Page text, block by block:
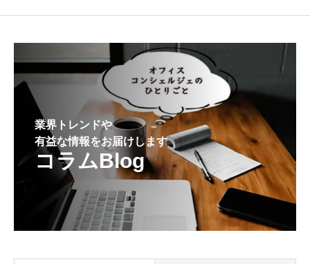
業界トレンドや
有益な情報をお届けします
コラムBlog